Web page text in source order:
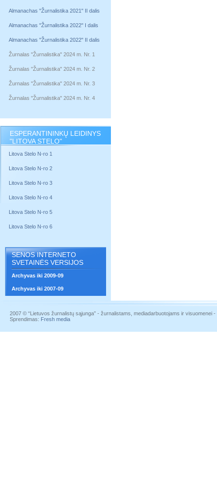
Almanachas "Žurnalistika 2021" II dalis
Almanachas "Žurnalistika 2022" I dalis
Almanachas "Žurnalistika 2022" II dalis
Žurnalas "Žurnalistika" 2024 m. Nr. 1
Žurnalas "Žurnalistika" 2024 m. Nr. 2
Žurnalas "Žurnalistika" 2024 m. Nr. 3
Žurnalas "Žurnalistika" 2024 m. Nr. 4
ESPERANTININKŲ LEIDINYS
"LITOVA STELO"
Litova Stelo N-ro 1
Litova Stelo N-ro 2
Litova Stelo N-ro 3
Litova Stelo N-ro 4
Litova Stelo N-ro 5
Litova Stelo N-ro 6
SENOS INTERNETO
SVETAINĖS VERSIJOS
Archyvas iki 2009-09
Archyvas iki 2007-09
2007 © “Lietuvos žurnalistų sąjunga” - žurnalistams, mediadarbuotojams ir visuomenei
Sprendimas: Fresh media